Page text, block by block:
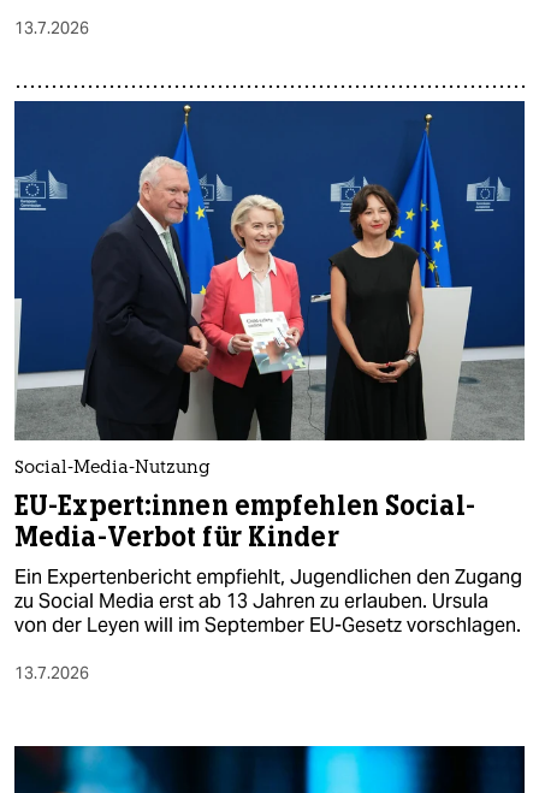
13.7.2026
Social-Media-Nutzung
EU-Expert:innen empfehlen Social-
Media-Verbot für Kinder
Ein Expertenbericht empfiehlt, Jugendlichen den Zugang
zu Social Media erst ab 13 Jahren zu erlauben. Ursula
von der Leyen will im September EU-Gesetz vorschlagen.
13.7.2026